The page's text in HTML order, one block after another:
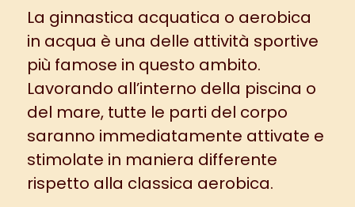
La ginnastica acquatica o aerobica
in acqua è una delle attività sportive
più famose in questo ambito.
Lavorando all’interno della piscina o
del mare, tutte le parti del corpo
saranno immediatamente attivate e
stimolate in maniera differente
rispetto alla classica aerobica.